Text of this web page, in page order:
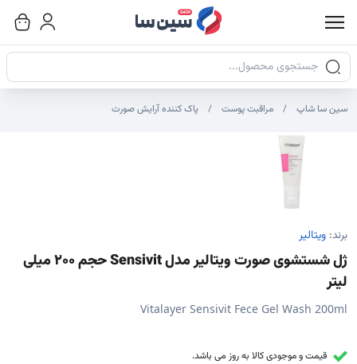
جستجوی محصولات
سین سا شاپ مراقبت پوست پاک کننده آرایش صورت
برند: ویتالیر
ژل شستشوی صورت ویتالیر مدل Sensivit حجم 200 میلی
لیتر
Vitalayer Sensivit Fece Gel Wash 200ml
قیمت و موجودی کالا به روز می باشد.
تصاویر محصول
تصویر شاخص محصول
سایر تصاویر محصول - تصاویر بندانگشتی